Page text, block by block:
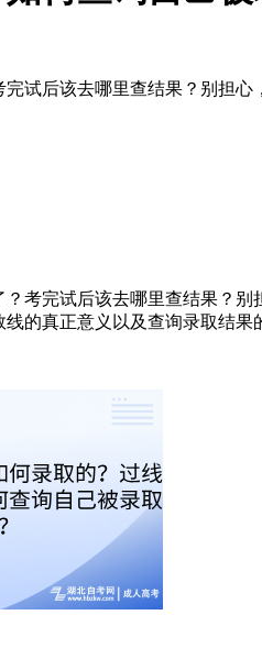
试后该去哪里查结果？别担
考完试后该去哪里查结果？
的真正意义以及查询录取结果